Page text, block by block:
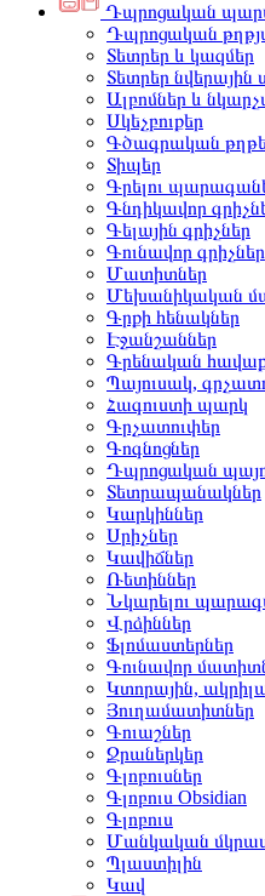
Դպրոցական
Դպրոցական
Տետրեր և կազմեր
Տետրեր նվերային
Ալբոմներ և
Սկեչբուքեր
Գծագրական
Տիպեր
Գրելու
Գնդիկավոր
Գելային գրիչներ
Գունավոր գրիչներ
Մատիտներ
Մեխանիկական
Գրքի հենակներ
Էջանշաններ
Գրենական
Պայուսակ,
Հագուստի պարկ
Գրչատուփեր
Գոգնոցներ
Դպրոցական
Տետրապանակներ
Կարկիններ
Սրիչներ
Կավիճներ
Ռետիններ
Նկարելու
Վրձիններ
Ֆլոմաստերներ
Գունավոր
Կտորային,
Յուղամատիտներ
Գուաշներ
Ջրաներկեր
Գլոբուսներ
Գլոբուս Obsidian
Գլոբուս
Մանկական
Պլաստիլին
Կավ